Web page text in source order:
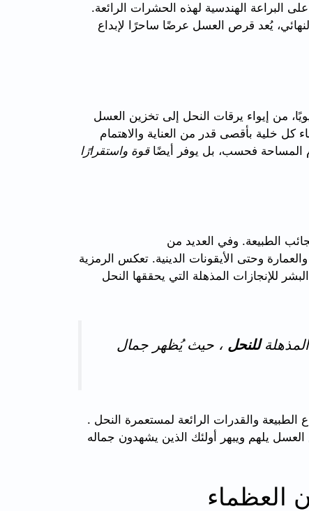
البراعة الهندسية لهذه الحشرات الرائعة.
يُعد قرص العسل عرضًا ساحرًا لإبداع
من إيواء يرقات النحل إلى تخزين العسل
كل خلية بأقصى قدر من العناية والاهتمام
المساحة فحسب، بل يوفر أيضًاقوة واستقرارًا
الطبيعة. وفي العديد من
وحتى الأيقونات الدينية. تعكس الرمزية
للإنجازات المذهلة التي يحققها النحل
للنحل ، حيث يُظهر جمال
والقدرات الرائعة لمستعمرة النحل .
العسل يلهم ويبهر أولئك الذين يشهدون جماله
العظماء